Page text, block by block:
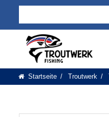
Startseite Troutwerk